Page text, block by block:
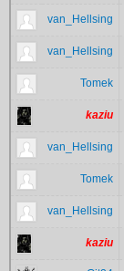
van_Hellsing
van_Hellsing
Tomek
kaziu
van_Hellsing
Tomek
van_Hellsing
kaziu